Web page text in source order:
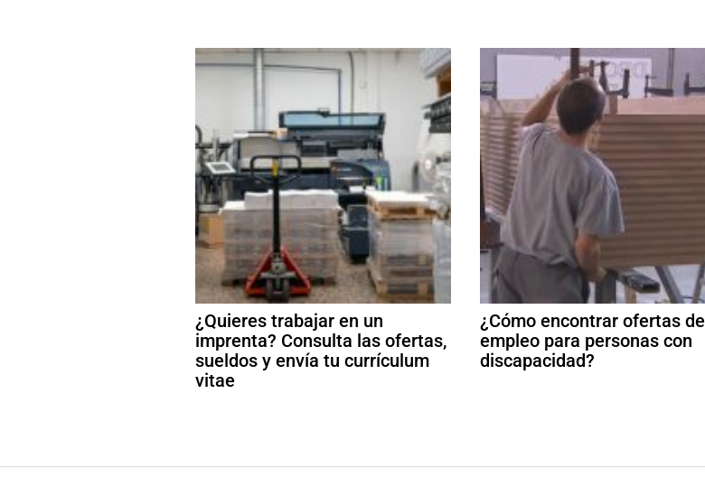
¿Quieres trabajar en un
imprenta? Consulta las ofertas,
sueldos y envía tu currículum
vitae
¿Cómo encontrar ofertas de
empleo para personas con
discapacidad?